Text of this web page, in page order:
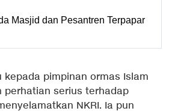
Masjid dan Pesantren Terpapar
kepada pimpinan ormas Islam
perhatian serius terhadap
NKRI. Ia pun